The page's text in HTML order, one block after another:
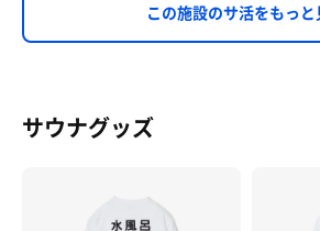
この施設のサ活をもっと
サウナグッズ